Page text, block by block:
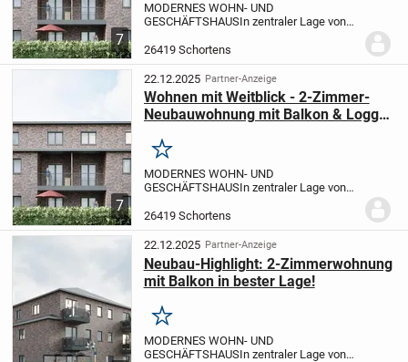
7
MODERNES WOHN- UND
GESCHÄFTSHAUSIn zentraler Lage von
Wohn- und Geschäftshaus, das
modernes Wohnen und attraktive
Gewerbeflächen optimal vereint. Das
architektoni...
26419 Schortens
7
22.12.2025 Partner-Anzeige
Wohnen mit Weitblick - 2-Zimmer-
Neubauwohnung mit Balkon & Loggia
Merken
MODERNES WOHN- UND
GESCHÄFTSHAUSIn zentraler Lage von
Wohn- und Geschäftshaus, das
modernes Wohnen und attraktive
Gewerbeflächen optimal vereint. Das
architektoni...
26419 Schortens
22.12.2025 Partner-Anzeige
Neubau-Highlight: 2-Zimmerwohnung
mit Balkon in bester Lage!
Merken
MODERNES WOHN- UND
GESCHÄFTSHAUSIn zentraler Lage von